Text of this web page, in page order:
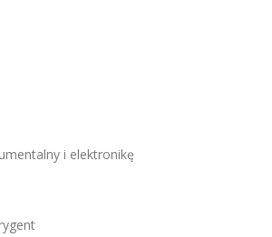
i elektronikę